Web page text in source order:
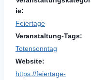
ie:
Feiertage
Veranstaltung-Tags:
Totensonntag
Website:
https://feiertage-